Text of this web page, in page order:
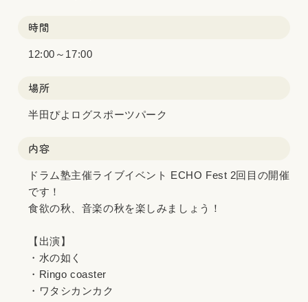
時間
12:00～17:00
場所
半田ぴよログスポーツパーク
内容
ドラム塾主催ライブイベント ECHO Fest 2回目の開催
です！
食欲の秋、音楽の秋を楽しみましょう！
【出演】
・水の如く
・Ringo coaster
・ワタシカンカク